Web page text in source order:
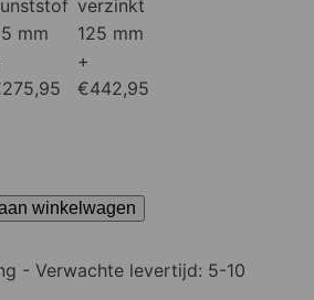
winkelwagen
- Verwachte levertijd: 5-10